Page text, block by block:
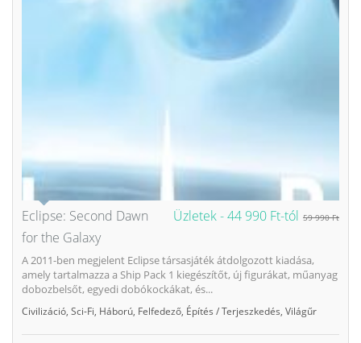
Üzletek -44 990 Ft-tól 59 990 Ft
Eclipse: Second Dawn
for the Galaxy
A 2011-ben megjelent Eclipse társasjáték átdolgozott kiadása,
amely tartalmazza a Ship Pack 1 kiegészítőt, új figurákat, műanyag
dobozbelsőt, egyedi dobókockákat, és...
Civilizáció Sci-Fi Háború Felfedező Építés / Terjeszkedés Világűr